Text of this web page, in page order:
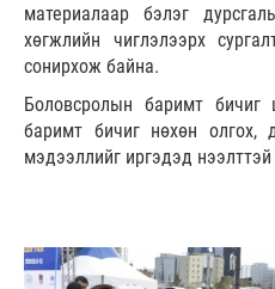
материалаар бэлэг
хөгжлийн чиглэлээрх
сонирхож байна.
Боловсролын баримт бичиг
баримт бичиг нөхөн олгох,
мэдээллийг иргэдэд